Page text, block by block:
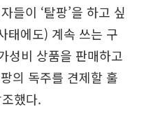
들이 ‘탈팡’을 하고 싶
태에도) 계속 쓰는 구
성비 상품을 판매하고
의 독주를 견제할 훌
했다.